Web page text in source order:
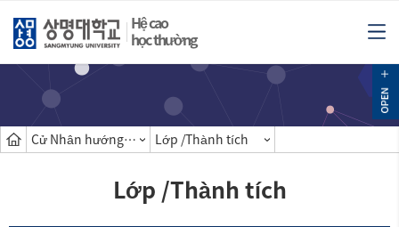
Hệ cao
học thường
Cử Nhân hướng dẫn Lớp /Thành tích
Lớp /Thành tích